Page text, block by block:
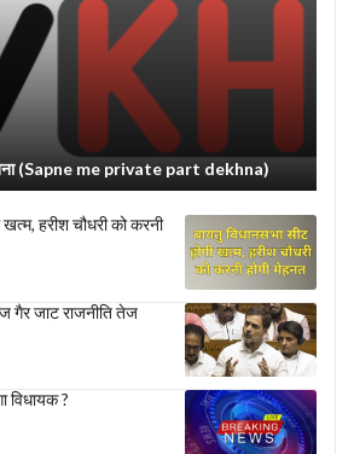
(Sapne me private part dekhna)
खत्म, हरीश चौधरी को करनी
गैर जाट राजनीति तेज
विधायक ?